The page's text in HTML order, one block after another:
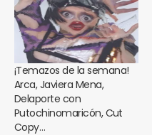
¡Temazos de la semana!
Arca, Javiera Mena,
Delaporte con
Putochinomaricón, Cut
Copy…